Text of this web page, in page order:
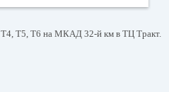
T4, T5, T6 на МКАД 32-й км в ТЦ Тракт.